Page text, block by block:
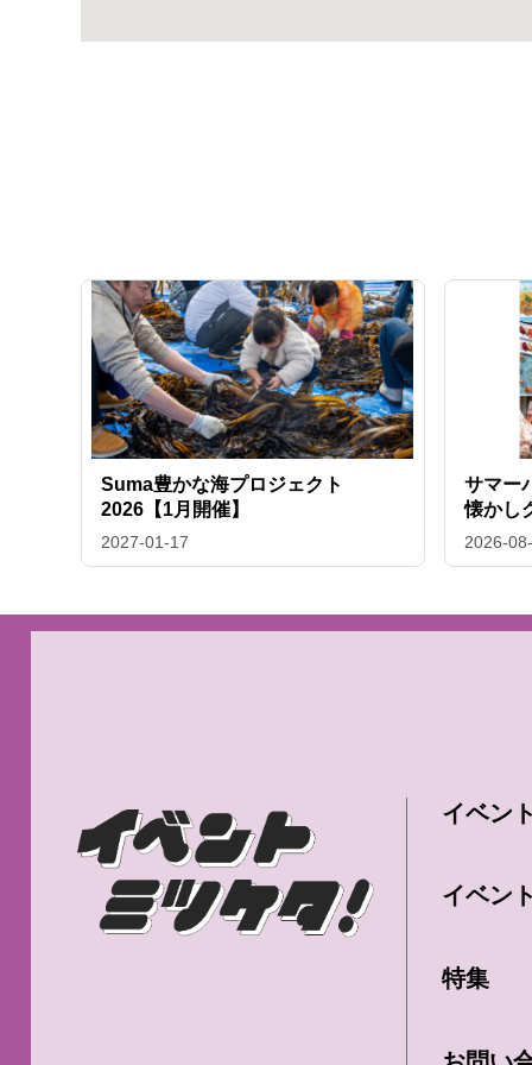
Suma豊かな海プロジェクト
2026【1月開催】
2027-01-17
サマー
懐かし
2026-
イベン
イベン
特集